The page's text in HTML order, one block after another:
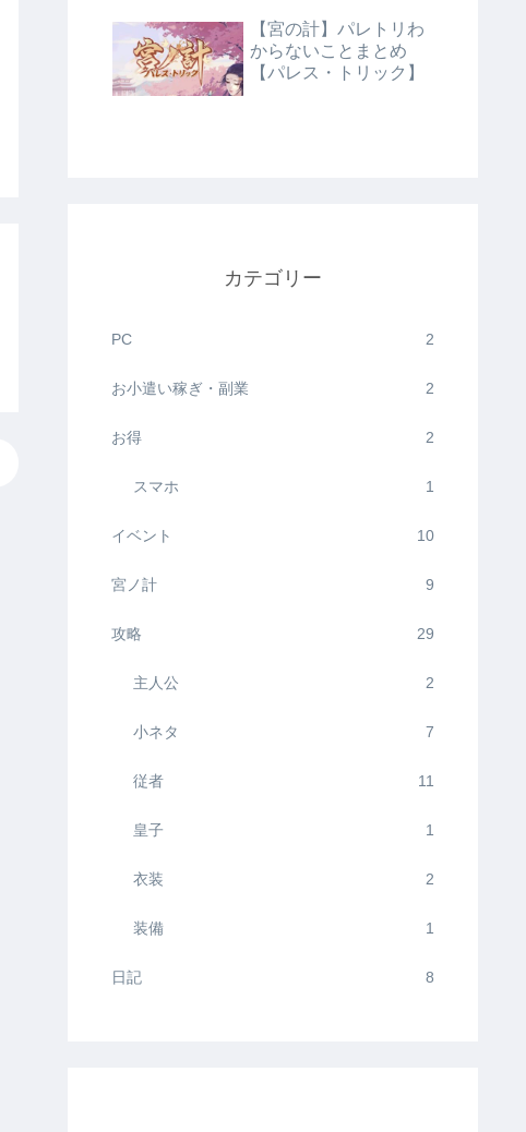
【宮の計】パレトリわ
からないことまとめ
【パレス・トリック】
カテゴリー
PC 2
お小遣い稼ぎ・副業 2
お得 2
スマホ 1
イベント 10
宮ノ計 9
攻略 29
主人公 2
小ネタ 7
従者 11
皇子 1
衣装 2
装備 1
日記 8